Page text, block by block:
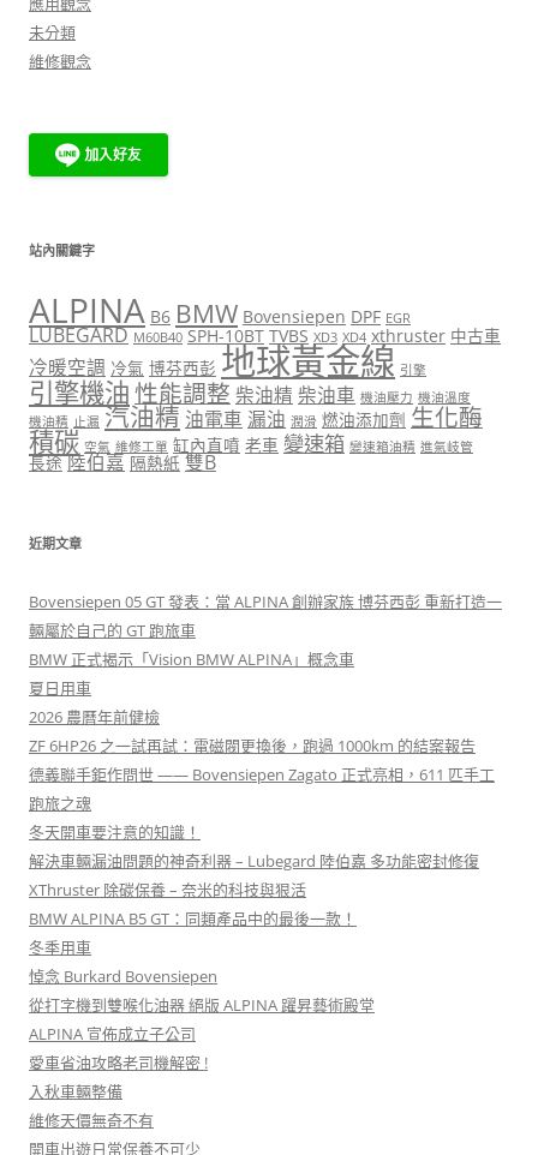
未分類
維修觀念
站內關鍵字
ALPINA B6 BMW Bovensiepen DPF EGR
LUBEGARD M60B40 SPH-10BT TVBS XD3 XD4 xthruster 中古車
冷暖空調 冷氣 博芬西彭 地球黃金線 引擎
引擎機油性能調整 柴油精 柴油車 機油壓力 機油溫度
機油精 止漏 汽油精 油電車 漏油 潤滑 燃油添加劑 生化酶
積碳 空氣 維修工單 缸內直噴 老車 變速箱 變速箱油精 進氣岐管
長途 陸伯嘉 隔熱紙 雙B
近期文章
Bovensiepen 05 GT 發表：當 ALPINA 創辦家族 博芬西彭 重新打造一
輛屬於自己的 GT 跑旅車
BMW 正式揭示「Vision BMW ALPINA」概念車
夏日用車
2026 農曆年前健檢
ZF 6HP26 之一試再試：電磁閥更換後，跑過 1000km 的結案報告
德義聯手鉅作問世 —— Bovensiepen Zagato 正式亮相，611 匹手工
跑旅之魂
冬天開車要注意的知識！
解決車輛漏油問題的神奇利器 – Lubegard 陸伯嘉 多功能密封修復
XThruster 除碳保養 – 奈米的科技與狠活
BMW ALPINA B5 GT：同類產品中的最後一款！
冬季用車
悼念 Burkard Bovensiepen
從打字機到雙喉化油器 絕版 ALPINA 躍昇藝術殿堂
ALPINA 宣佈成立子公司
愛車省油攻略老司機解密 !
入秋車輛整備
維修天價無奇不有
開車出遊日常保養不可少